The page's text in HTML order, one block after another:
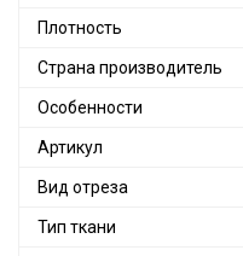
Плотность
Страна производитель
Особенности
Артикул
Вид отреза
Тип ткани